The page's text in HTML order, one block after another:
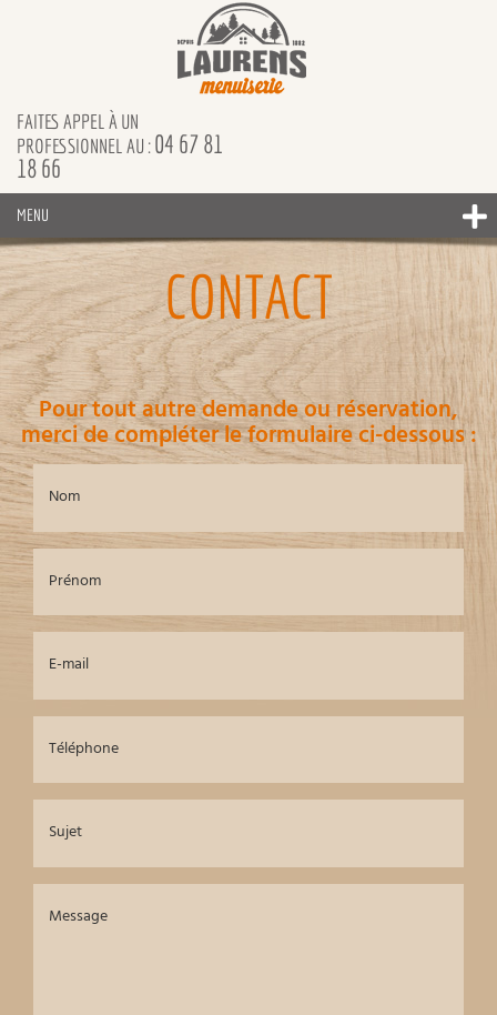
FAITES APPEL À UN
PROFESSIONNEL AU :04 67 81
18 66
MENU
Pour tout autre demande ou réservation,
merci de compléter le formulaire ci-dessous :
Nom
Prénom
E-mail
Téléphone
Sujet
Message
CONTACT